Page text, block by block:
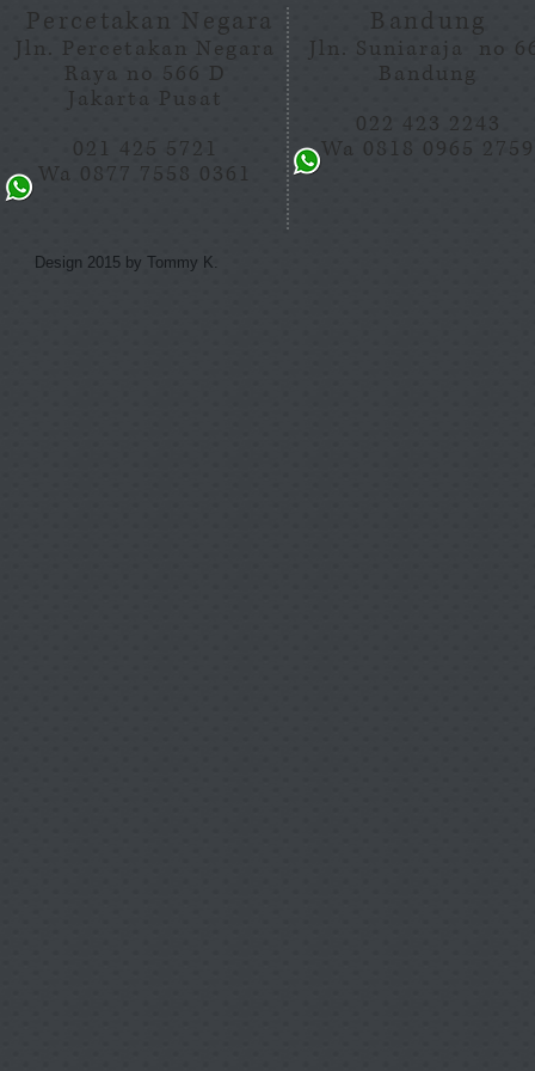
Percetakan Negara
Jln. Percetakan Negara
Raya no 566 D
Jakarta Pusat
021 425 5721
Wa 0877 7558 0361
Bandung
Jln. Suniaraja no
Bandung
022 423 2243
Wa 0818 0965 2759
Design 2015 by Tommy K.